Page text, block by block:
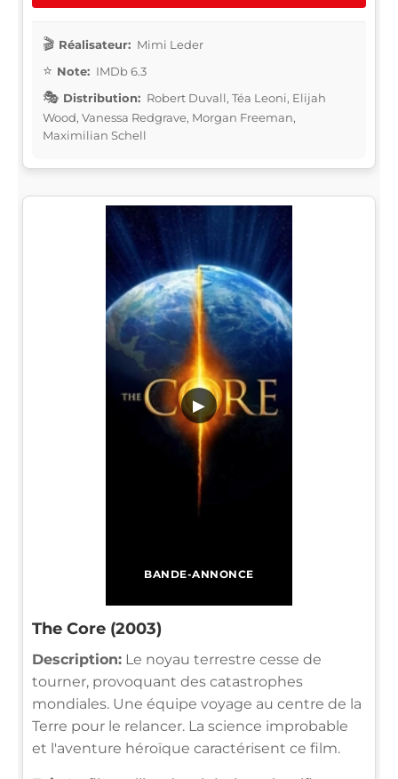
Réalisateur: Mimi Leder
Note: IMDb 6.3
Distribution: Robert Duvall, Téa Leoni, Elijah
Wood, Vanessa Redgrave, Morgan Freeman,
Maximilian Schell
BANDE-ANNONCE
▶
The Core (2003)
Description: Le noyau terrestre cesse de
tourner, provoquant des catastrophes
mondiales. Une équipe voyage au centre de la
Terre pour le relancer. La science improbable
et l'aventure héroïque caractérisent ce film.